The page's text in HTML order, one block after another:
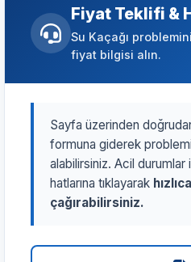
Fiyat Teklifi &
Su Kaçağı
fiyat bilgisi alın.
Sayfa üzerinden
formuna giderek
alabilirsiniz. Acil durumlar
hatlarına tıklayarak
çağırabilirsiniz.